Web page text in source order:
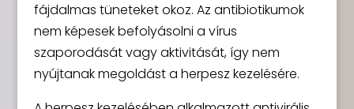
fájdalmas tüneteket okoz. Az antibiotikumok
nem képesek befolyásolni a vírus
szaporodását vagy aktivitását, így nem
nyújtanak megoldást a herpesz kezelésére.